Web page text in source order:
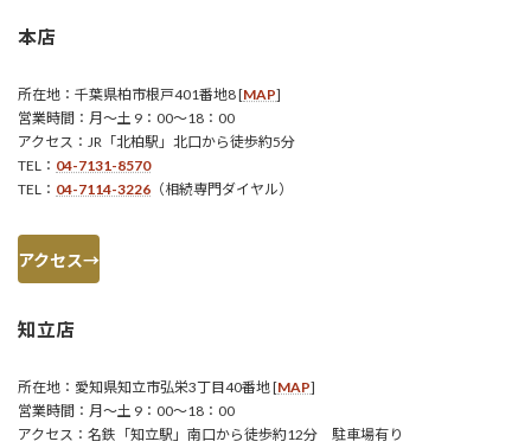
本店
所在地：千葉県柏市根戸401番地8 [MAP]
営業時間：月～土 9：00～18：00
アクセス：JR「北柏駅」北口から徒歩約5分
TEL： 04-7131-8570
TEL： 04-7114-3226 （相続専門ダイヤル）
アクセス→
知立店
所在地：愛知県知立市弘栄3丁目40番地 [MAP]
営業時間：月～土 9：00～18：00
アクセス：名鉄「知立駅」南口から徒歩約12分 駐車場有り